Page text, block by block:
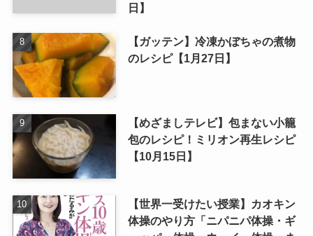
日】
【ガッテン】冷凍かぼちゃの煮物
のレシピ【1月27日】
【めざましテレビ】包まない小籠
包のレシピ！ミリオン再生レシピ
【10月15日】
【世界一受けたい授業】カオキン
体操のやり方「ニパニパ体操・ギ